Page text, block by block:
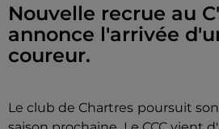
Nouvelle recrue au
annonce l'arrivée
coureur.
Le club de Chartres poursuit